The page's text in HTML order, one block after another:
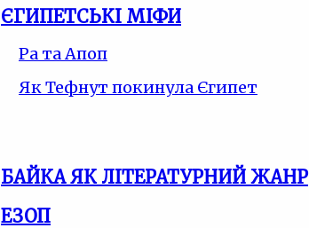
ЄГИПЕТСЬКІ МІФИ
Ра та Апоп
Як Тефнут покинула Єгипет
БАЙКА ЯК ЛІТЕРАТУРНИЙ ЖАНР
ЕЗОП